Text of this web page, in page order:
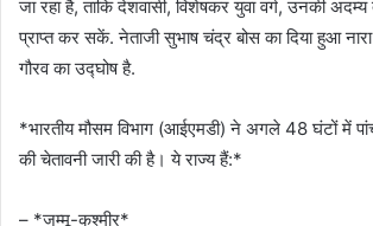
जा रहा है, ताकि देशवासी, विशेषकर युवा वर्ग, उनकी
प्राप्त कर सकें. नेताजी सुभाष चंद्र बोस का दिया हुआ नारा
गौरव का उद्घोष है.
*भारतीय मौसम विभाग (आईएमडी) ने अगले 48 घंटों में पांच
की चेतावनी जारी की है। ये राज्य हैं:*
– *जम्मू-कश्मीर*